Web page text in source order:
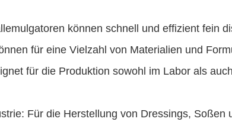
können schnell und effizient fein
für eine Vielzahl von Materialien und
für die Produktion sowohl im Labor als
Für die Herstellung von Dressings, Soßen